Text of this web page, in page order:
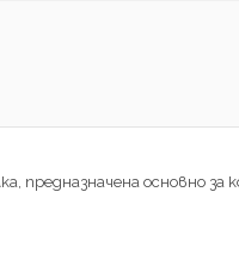
предназначена основно